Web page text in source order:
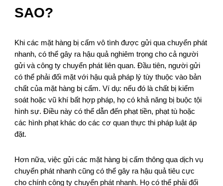
SAO?
Khi các mặt hàng bị cấm vô tình được gửi qua chuyển phát
nhanh, có thể gây ra hậu quả nghiêm trọng cho cả người
gửi và công ty chuyển phát liên quan. Đầu tiên, người gửi
có thể phải đối mặt với hậu quả pháp lý tùy thuộc vào bản
chất của mặt hàng bị cấm. Ví dụ: nếu đó là chất bị kiểm
soát hoặc vũ khí bất hợp pháp, họ có khả năng bị buộc tội
hình sự. Điều này có thể dẫn đến phạt tiền, phạt tù hoặc
các hình phạt khác do các cơ quan thực thi pháp luật áp
đặt.
Hơn nữa, việc gửi các mặt hàng bị cấm thông qua dịch vụ
chuyển phát nhanh cũng có thể gây ra hậu quả tiêu cực
cho chính công ty chuyển phát nhanh. Họ có thể phải đối